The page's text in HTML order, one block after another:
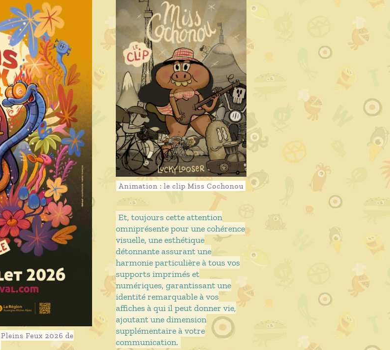
Feux 2026 de
Animation : le clip Miss Cochonou
Et, toujours cette attention
omniprésente pour une cohérence
visuelle, une esthétique
détonnante assurant une
harmonie particulière à tous vos
supports imprimés et
numériques, garantissant une
identité remarquable à vos
affiches à qui il peut donner vie,
ajoutant une dimension
supplémentaire à votre
communication.